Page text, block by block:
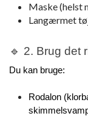
Maske (helst
Langærmet
🔹 2. Brug det
Du kan bruge:
Rodalon